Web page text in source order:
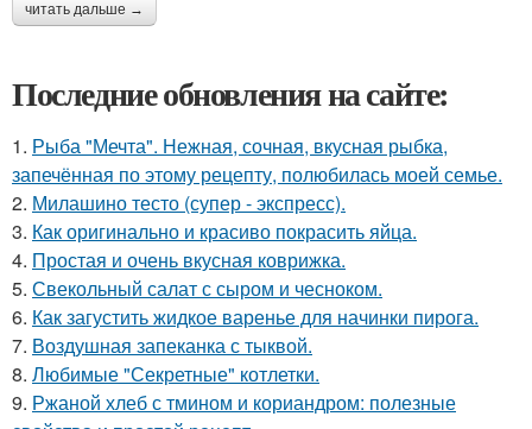
читать дальше →
Последние обновления на сайте:
1. Рыба "Мечта". Нежная, сочная, вкусная рыбка,
запечённая по этому рецепту, полюбилась моей семье.
2. Милашино тесто (супер - экспресс).
3. Как оригинально и красиво покрасить яйца.
4. Простая и очень вкусная коврижка.
5. Свекольный салат с сыром и чесноком.
6. Как загустить жидкое варенье для начинки пирога.
7. Воздушная запеканка с тыквой.
8. Любимые "Секретные" котлетки.
9. Ржаной хлеб с тмином и кориандром: полезные